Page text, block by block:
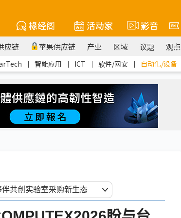
椽经阁 活动家 影音
应链 苹果供应链 产业 区域 议题 观点
｜ 智能应用 ｜ ICT ｜ 软件/网安 ｜ 自动化/设备